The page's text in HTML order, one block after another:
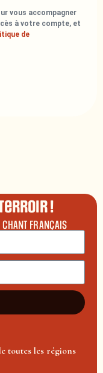
vous accompagner
à votre compte, et
de
!
FRANÇAIS
toutes les régions